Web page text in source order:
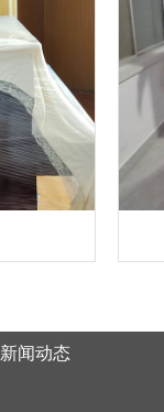
新闻动态